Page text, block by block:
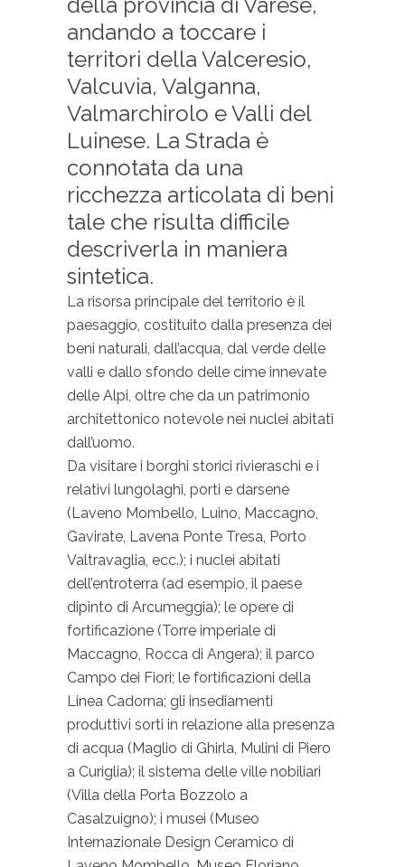
andando a toccare i
territori della Valceresio,
Valcuvia, Valganna,
Valmarchirolo e Valli del
Luinese. La Strada è
connotata da una
ricchezza articolata di beni
tale che risulta difficile
descriverla in maniera
sintetica.
La risorsa principale del territorio è il
paesaggio, costituito dalla presenza dei
beni naturali, dall’acqua, dal verde delle
valli e dallo sfondo delle cime innevate
delle Alpi, oltre che da un patrimonio
architettonico notevole nei nuclei abitati
dall’uomo.
Da visitare i borghi storici rivieraschi e i
relativi lungolaghi, porti e darsene
(Laveno Mombello, Luino, Maccagno,
Gavirate, Lavena Ponte Tresa, Porto
Valtravaglia, ecc.); i nuclei abitati
dell’entroterra (ad esempio, il paese
dipinto di Arcumeggia); le opere di
fortificazione (Torre imperiale di
Maccagno, Rocca di Angera); il parco
Campo dei Fiori; le fortificazioni della
Linea Cadorna; gli insediamenti
produttivi sorti in relazione alla presenza
di acqua (Maglio di Ghirla, Mulini di Piero
a Curiglia); il sistema delle ville nobiliari
(Villa della Porta Bozzolo a
Casalzuigno); i musei (Museo
Internazionale Design Ceramico di